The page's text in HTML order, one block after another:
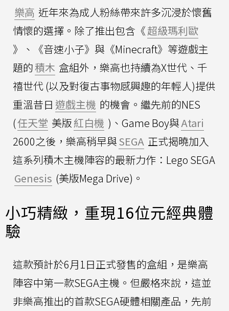
樂高 近年來為成人粉絲帶來許多沉浸於懷舊
情懷的選擇。除了推出包含《超級瑪利歐
》、《音速小子》與《Minecraft》等遊戲主
題的積木 盒組外，樂高也持續為X世代、千
禧世代 (以及對復古事物感興趣的年輕人)提供
重溫昔日 遊戲主機 的機會。繼先前的NES
(任天堂 美版紅白機 )、Game Boy與Atari
2600之後，樂高稍早與SEGA 正式揭曉加入
這系列積木主機陣容的最新力作：Lego SEGA
Genesis (美版Mega Drive)。
小巧精緻，重現16位元經典體
驗
這款預計於6月1日正式發售的盒組，是樂高
陣容中第一款SEGA主機。但嚴格來說，這並
非樂高推出的首款SEGA硬體相關產品，先前